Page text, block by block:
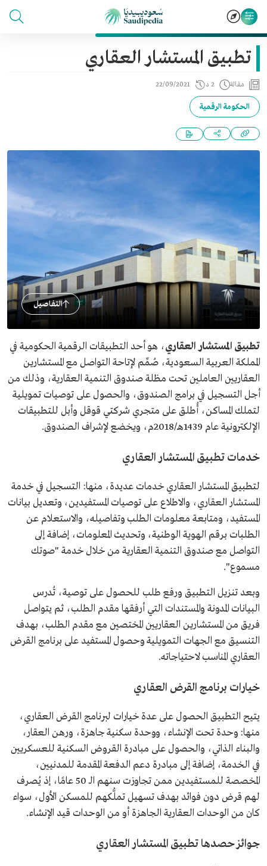
تطبيق المستشار العقاري
مقالة 2 د 22/09/2021
الحكومة الرقمية
التفاصيل
تطبيق المستشار العقاري، هو أحد التطبيقات الرقمية الحكومية في
المملكة العربية السعودية، صُمِّم لإتاحة التواصل مع المستشارين
العقاريين العاملين تحت مظلة صندوق التنمية العقارية، وذلك من
أجل التسجيل في برامج الصندوق، والحصول على توصيات تمويلية
لتملك المساكن، أُطلق على متجري شركتي قوقل وأبل للتطبيقات
الإلكترونية عام 1439هـ/2018م، ويخضع لإشراف الصندوق.
خدمات تطبيق المستشار العقاري
لتطبيق المستشار العقاري خدمات عديدة، منها: التسجيل في خدمة
المستشار العقاري، والاطلاع على توصيات المستفيدين، وتعديل بيانات
المستفيد، ومتابعة معلومات الطلب وتفاصيله، والاستعلام عن
الطلبات برقم الهوية الوطنية، وتحديث المعلومات، إضافة إلى
التواصل مع صندوق التنمية العقارية من خلال خدمة "صوتك
مسموع".
وبعد تنزيل التطبيق ورفع طلب للحصول على توصية، تُدرس
البيانات المدونة والمستندات التي أرفقها مقدم الطلب، ثم يتواصل
فريق من المستشارين العقاريين المختصين مع مقدم الطلب، بهدف
التنسيق مع الجهات التمويلية وحصول المستفيد على برنامج القرض
العقاري المناسب لاحتياجاته.
خيارات برنامج القرض العقاري
يتيح التطبيق الحصول على عدة خيارات لبرنامج القرض العقاري،
منها: وحدة تحت الإنشاء، ووحدة سكنية جاهزة، ورهن العقار،
والبناء الذاتي، والحصول على مبادرة القروض السكنية للعسكريين
في الخدمة، إضافة إلى مبادرة دعم الدفعة المقدمة للمدنيين،
المخصصة للمستفيدين ممن تجاوزت سنهم الـ 50 عامًا، إذ يُصرف
لهم قرض دون فوائد بهدف تسهيل تملُّكهم للمسكن الأول، سواء
كان من الوحدات العقارية الجاهزة أو من الوحدات قيد الإنشاء.
جوائز حصدها تطبيق المستشار العقاري